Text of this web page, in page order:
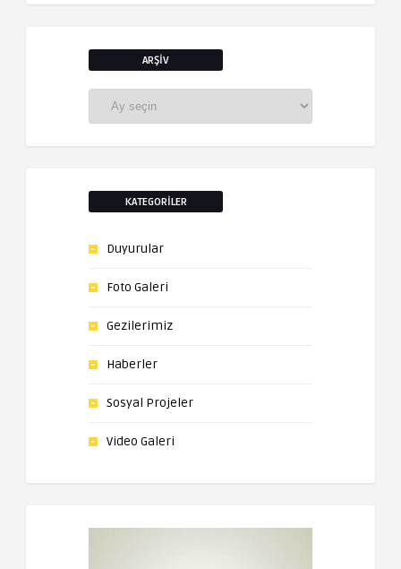
ARŞIV
KATEGORILER
Duyurular
Foto Galeri
Gezilerimiz
Haberler
Sosyal Projeler
Video Galeri